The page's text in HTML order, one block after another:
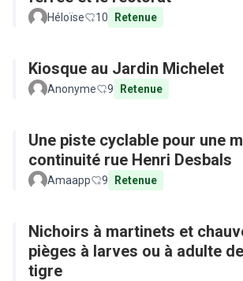
Héloïse 10 Retenue
Kiosque au Jardin Michelet
Anonyme 9 Retenue
Une piste cyclable pour une
continuité rue Henri Desbals
Amaapp 9 Retenue
Nichoirs à martinets et
pièges à larves ou à adulte
tigre